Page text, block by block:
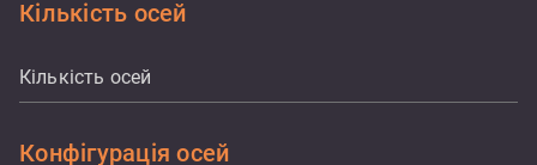
Кількість осей
Кількість осей
Конфігурація осей